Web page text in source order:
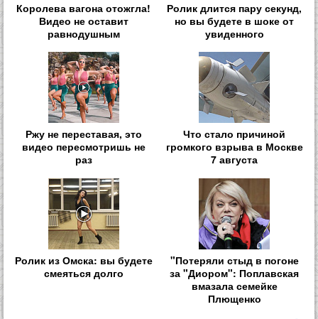
Королева вагона отожгла!
Видео не оставит
равнодушным
Ролик длится пару секунд,
но вы будете в шоке от
увиденного
Ржу не переставая, это
видео пересмотришь не
раз
Что стало причиной
громкого взрыва в Москве
7 августа
Ролик из Омска: вы будете
смеяться долго
"Потеряли стыд в погоне
за "Диором": Поплавская
вмазала семейке
Плющенко